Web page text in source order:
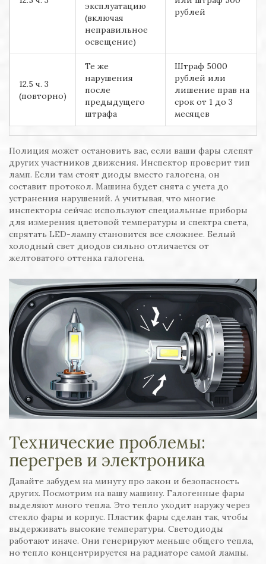
эксплуатацию
(включая
неправильное
освещение)
рублей
12.5 ч. 3
(повторно)
Те же
нарушения
после
предыдущего
штрафа
Штраф 5000
рублей или
лишение прав на
срок от 1 до 3
месяцев
Полиция может остановить вас, если ваши фары слепят
других участников движения. Инспектор проверит тип
ламп. Если там стоят диоды вместо галогена, он
составит протокол. Машина будет снята с учета до
устранения нарушений. А учитывая, что многие
инспекторы сейчас используют специальные приборы
для измерения цветовой температуры и спектра света,
спрятать LED-лампу становится все сложнее. Белый
холодный свет диодов сильно отличается от
желтоватого оттенка галогена.
Технические проблемы:
перегрев и электроника
Давайте забудем на минуту про закон и безопасность
других. Посмотрим на вашу машину. Галогенные фары
выделяют много тепла. Это тепло уходит наружу через
стекло фары и корпус. Пластик фары сделан так, чтобы
выдерживать высокие температуры. Светодиоды
работают иначе. Они генерируют меньше общего тепла,
но тепло концентрируется на радиаторе самой лампы.